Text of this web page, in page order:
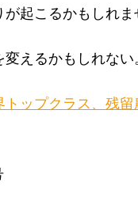
起こるかもしれま
えるかもしれない
トップクラス、残